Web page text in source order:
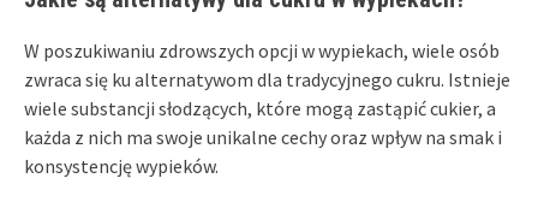
W poszukiwaniu zdrowszych opcji w wypiekach, wiele osób
zwraca się ku alternatywom dla tradycyjnego cukru. Istnieje
wiele substancji słodzących, które mogą zastąpić cukier, a
każda z nich ma swoje unikalne cechy oraz wpływ na smak i
konsystencję wypieków.